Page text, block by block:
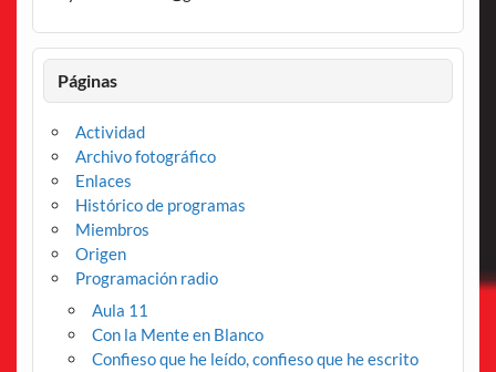
Páginas
Actividad
Archivo fotográfico
Enlaces
Histórico de programas
Miembros
Origen
Programación radio
Aula 11
Con la Mente en Blanco
Confieso que he leído, confieso que he escrito